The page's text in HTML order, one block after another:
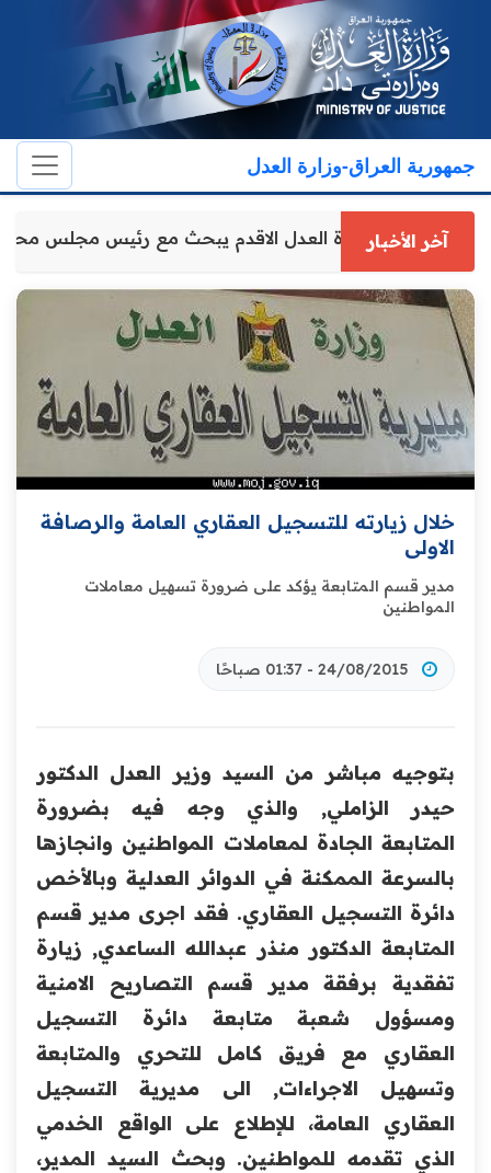
جمهورية العراق-وزارة العدل
آخر الأخباروكيل وزارة العدل الاقدم يبحث مع رئيس مجلس
خلال زيارته للتسجيل العقاري العامة والرصافة
الاولى
مدير قسم المتابعة يؤكد على ضرورة تسهيل معاملات
المواطنين
24/08/2015 - 01:37 صباحًا
بتوجيه مباشر من السيد وزير العدل الدكتور
حيدر الزاملي, والذي وجه فيه بضرورة
المتابعة الجادة لمعاملات المواطنين وانجازها
بالسرعة الممكنة في الدوائر العدلية وبالأخص
دائرة التسجيل العقاري. فقد اجرى مدير قسم
المتابعة الدكتور منذر عبدالله الساعدي, زيارة
تفقدية برفقة مدير قسم التصاريح الامنية
ومسؤول شعبة متابعة دائرة التسجيل
العقاري مع فريق كامل للتحري والمتابعة
وتسهيل الاجراءات, الى مديرية التسجيل
العقاري العامة، للإطلاع على الواقع الخدمي
الذي تقدمه للمواطنين. وبحث السيد المدير،